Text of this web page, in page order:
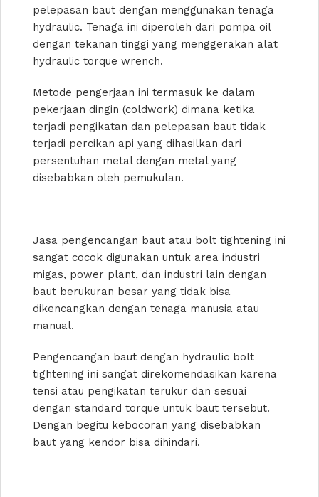
pelepasan baut dengan menggunakan tenaga
hydraulic. Tenaga ini diperoleh dari pompa oil
dengan tekanan tinggi yang menggerakan alat
hydraulic torque wrench.
Metode pengerjaan ini termasuk ke dalam
pekerjaan dingin (coldwork) dimana ketika
terjadi pengikatan dan pelepasan baut tidak
terjadi percikan api yang dihasilkan dari
persentuhan metal dengan metal yang
disebabkan oleh pemukulan.
Jasa pengencangan baut atau bolt tightening ini
sangat cocok digunakan untuk area industri
migas, power plant, dan industri lain dengan
baut berukuran besar yang tidak bisa
dikencangkan dengan tenaga manusia atau
manual.
Pengencangan baut dengan hydraulic bolt
tightening ini sangat direkomendasikan karena
tensi atau pengikatan terukur dan sesuai
dengan standard torque untuk baut tersebut.
Dengan begitu kebocoran yang disebabkan
baut yang kendor bisa dihindari.